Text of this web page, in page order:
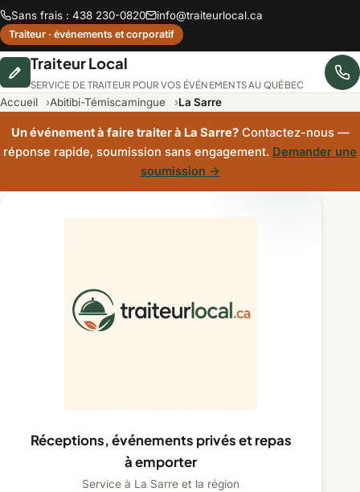
Sans frais : 438 230-0820 info@traiteurlocal.ca
Traiteur · événements et corporatif
Traiteur Local
SERVICE DE TRAITEUR POUR VOS ÉVÉNEMENTS AU QUÉBEC
Accueil Abitibi-Témiscamingue La Sarre
Un événement à faire traiter à La Sarre?Contactez-nous —
réponse rapide, soumission sans engagement. Demander une
soumission →
Réceptions, événements privés et repas
à emporter
Service à La Sarre et la région